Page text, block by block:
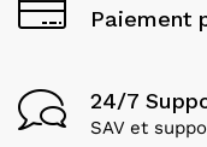
Paiement
24/7
SAV et